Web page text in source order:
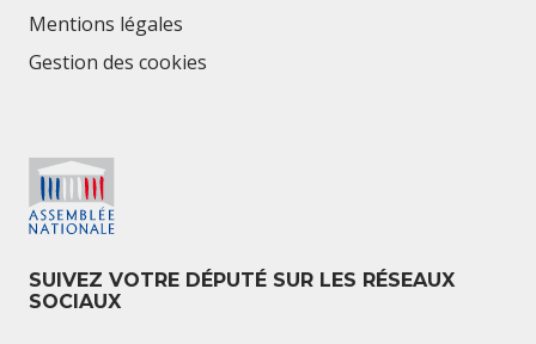
Mentions légales
Gestion des cookies
SUIVEZ VOTRE DÉPUTÉ SUR LES RÉSEAUX
SOCIAUX